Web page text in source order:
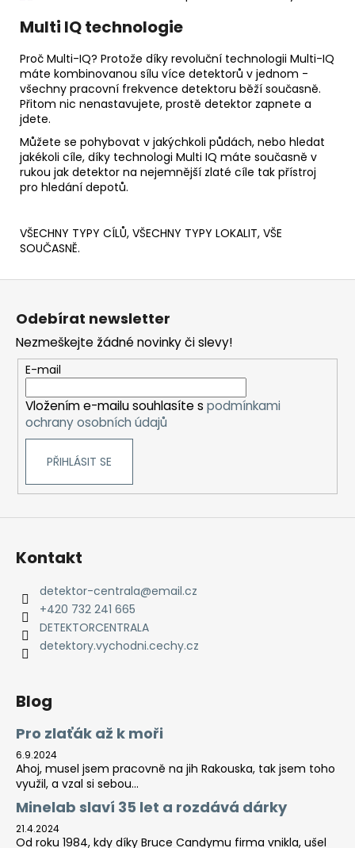
Multi IQ technologie
Proč Multi-IQ? Protože díky revoluční technologii Multi-IQ
máte kombinovanou sílu více detektorů v jednom -
všechny pracovní frekvence detektoru běží současně.
Přitom nic nenastavujete, prostě detektor zapnete a
jdete.
Můžete se pohybovat v jakýchkoli půdách, nebo hledat
jakékoli cíle, díky technologi Multi IQ máte současně v
rukou jak detektor na nejemnější zlaté cíle tak přístroj
pro hledání depotů.
VŠECHNY TYPY CÍLŮ, VŠECHNY TYPY LOKALIT, VŠE
SOUČASNĚ.
Z
Odebírat newsletter
Nezmeškejte žádné novinky či slevy!
E-mail
Vložením e-mailu souhlasíte s podmínkami
ochrany osobních údajů
PŘIHLÁSIT SE
Kontakt
detektor-centrala@email.cz
+420 732 241 665
DETEKTORCENTRALA
detektory.vychodni.cechy.cz
Blog
Pro zlaťák až k moři
6.9.2024
Ahoj, musel jsem pracovně na jih Rakouska, tak jsem toho
využil, a vzal si sebou...
Minelab slaví 35 let a rozdává dárky
21.4.2024
Od roku 1984, kdy díky Bruce Candymu firma vnikla, ušel